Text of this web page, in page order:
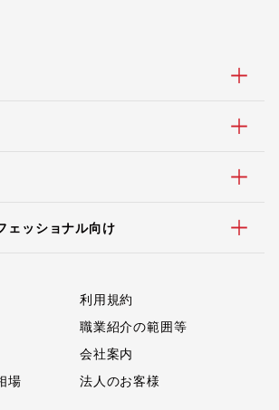
ェッショナル向け
利用規約
職業紹介の範囲等
会社案内
場
法人のお客様